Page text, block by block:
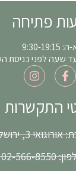
פתיחה
9:30-19:15
F
a
c
e
b
o
-
I
n
s
t
a
r
m
התקשרות
3, ירושלים
02-566-8550